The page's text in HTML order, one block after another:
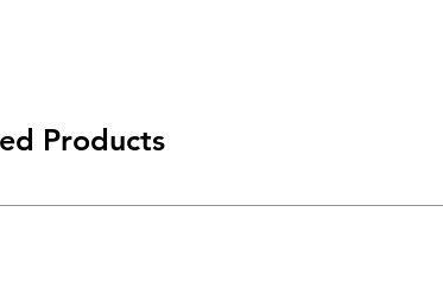
Products